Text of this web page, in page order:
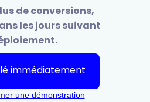
de conversions,
les jours suivant
immédiatement
une démonstration